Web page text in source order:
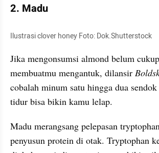
2. Madu
Ilustrasi clover honey Foto: Dok.Shutterstock
Jika mengonsumsi almond belum
membuatmu mengantuk, dilansir
cobalah minum satu hingga dua
tidur bisa bikin kamu lelap.
Madu merangsang pelepasan tryptophan
penyusun protein di otak. Tryptophan